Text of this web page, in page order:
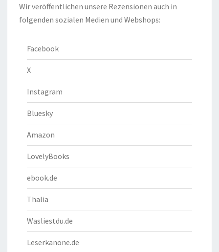
Wir veröffentlichen unsere Rezensionen auch in
folgenden sozialen Medien und Webshops:
Facebook
X
Instagram
Bluesky
Amazon
LovelyBooks
ebook.de
Thalia
Wasliestdu.de
Leserkanone.de